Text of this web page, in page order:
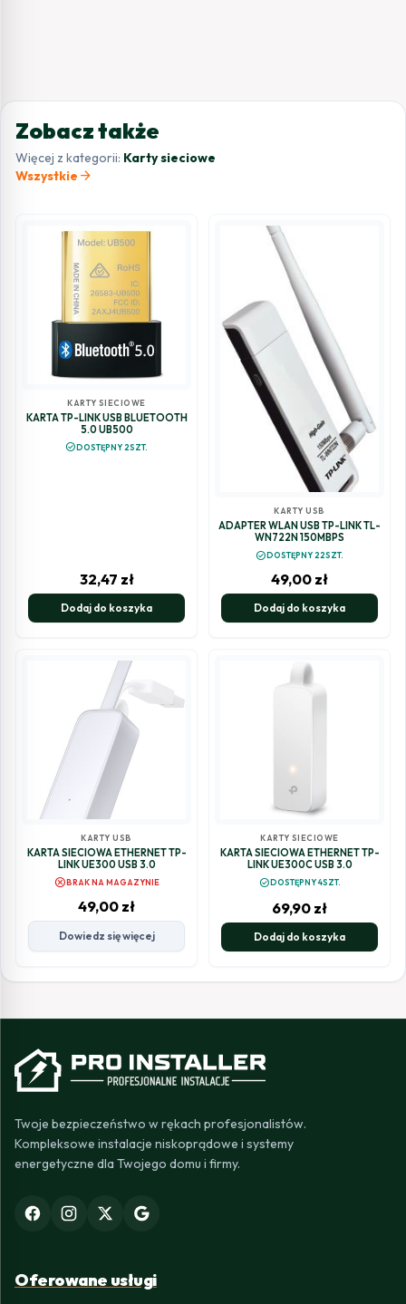
Zobacz także
Więcej z kategorii: Karty sieciowe
Wszystkie arrow_forward
KARTY SIECIOWE
KARTA TP-LINK USB BLUETOOTH
5.0 UB500
check_circleDOSTĘPNY 2SZT.
32,47 zł
Dodaj do koszyka
KARTY USB
ADAPTER WLAN USB TP-LINK TL-
WN722N 150MBPS
check_circleDOSTĘPNY 22SZT.
49,00 zł
Dodaj do koszyka
KARTY USB
KARTA SIECIOWA ETHERNET TP-
LINK UE300 USB 3.0
cancelBRAK NA MAGAZYNIE
49,00 zł
Dowiedz się więcej
KARTY SIECIOWE
KARTA SIECIOWA ETHERNET TP-
LINK UE300C USB 3.0
check_circleDOSTĘPNY 4SZT.
69,90 zł
Dodaj do koszyka
Twoje bezpieczeństwo w rękach profesjonalistów.
Kompleksowe instalacje niskoprądowe i systemy
energetyczne dla Twojego domu i firmy.
Oferowane usługi